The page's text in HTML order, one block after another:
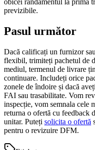
obicei randamentul la prima
previzibile.
Pasul următor
Dacă calificați un furnizor
flexibil, trimiteți pachetul de
mediul, termenul de livrare
continuare. Includeți orice
zonele de îndoire și dacă
FAI sau trasabilitate. Vom
inspecție, vom semnala cele
returna o ofertă cu feedback
unitar. Puteți solicita o ofertă
pentru o revizuire DFM.